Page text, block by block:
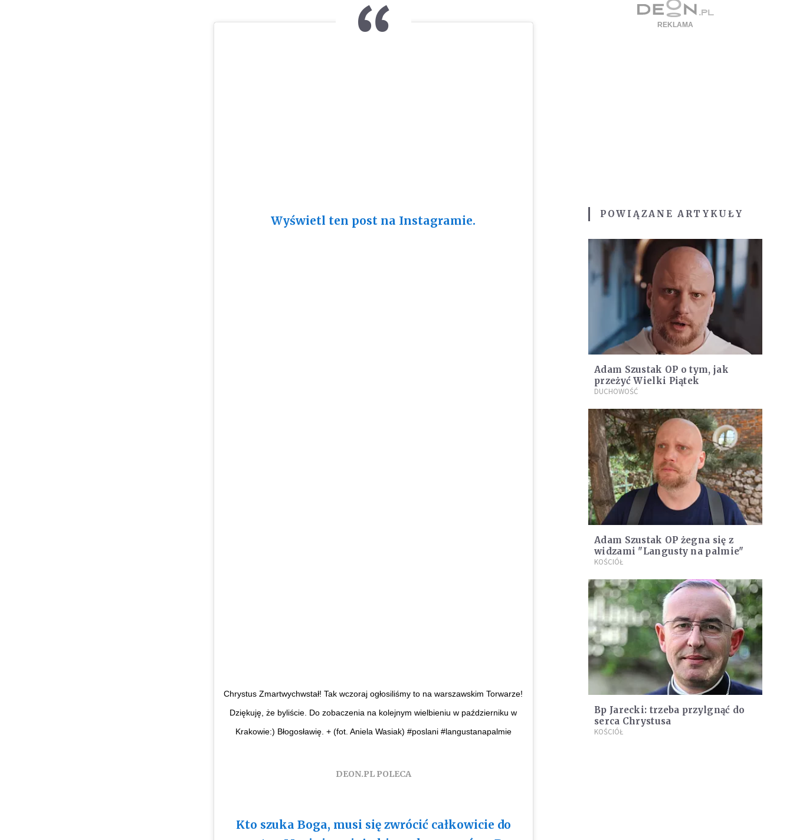
Wyświetl ten post na Instagramie.
Chrystus Zmartwychwstał! Tak wczoraj ogłosiliśmy to na warszawskim Torwarze!
Dziękuję, że byliście. Do zobaczenia na kolejnym wielbieniu w październiku w
Krakowie:) Błogosławię. + (fot. Aniela Wasiak) #poslani #langustanapalmie
DEON.PL POLECA
Kto szuka Boga, musi się zwrócić całkowicie do
POWIĄZANE ARTYKUŁY
Adam Szustak OP o tym, jak
przeżyć Wielki Piątek
DUCHOWOŚĆ
Adam Szustak OP żegna się z
widzami "Langusty na palmie"
KOŚCIÓŁ
Bp Jarecki: trzeba przylgnąć do
serca Chrystusa
KOŚCIÓŁ